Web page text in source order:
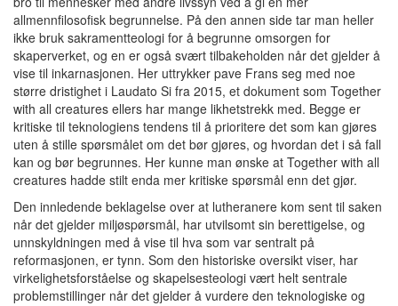
allmennfilosofisk begrunnelse. På den annen side tar man heller
ikke bruk sakramentteologi for å begrunne omsorgen for
skaperverket, og en er også svært tilbakeholden når det gjelder å
vise til inkarnasjonen. Her uttrykker pave Frans seg med noe
større dristighet i Laudato Si fra 2015, et dokument som Together
with all creatures ellers har mange likhetstrekk med. Begge er
kritiske til teknologiens tendens til å prioritere det som kan gjøres
uten å stille spørsmålet om det bør gjøres, og hvordan det i så fall
kan og bør begrunnes. Her kunne man ønske at Together with all
creatures hadde stilt enda mer kritiske spørsmål enn det gjør.
Den innledende beklagelse over at lutheranere kom sent til saken
når det gjelder miljøspørsmål, har utvilsomt sin berettigelse, og
unnskyldningen med å vise til hva som var sentralt på
reformasjonen, er tynn. Som den historiske oversikt viser, har
virkelighetsforståelse og skapelsesteologi vært helt sentrale
problemstillinger når det gjelder å vurdere den teknologiske og